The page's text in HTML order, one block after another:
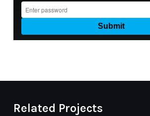
Related Projects